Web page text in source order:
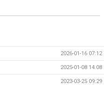
2026-01-16 07:12
2025-01-08 14:08
2023-03-25 09:29